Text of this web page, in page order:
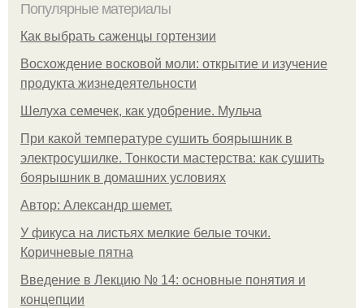
Популярные материалы
Как выбрать саженцы гортензии
Восхождение восковой моли: открытие и изучение
продукта жизнедеятельности
Шелуха семечек, как удобрение. Мульча
При какой температуре сушить боярышник в
электросушилке. Тонкости мастерства: как сушить
боярышник в домашних условиях
Автор: Александр шемет.
У фикуса на листьях мелкие белые точки.
Коричневые пятна
Введение в Лекцию № 14: основные понятия и
концепции